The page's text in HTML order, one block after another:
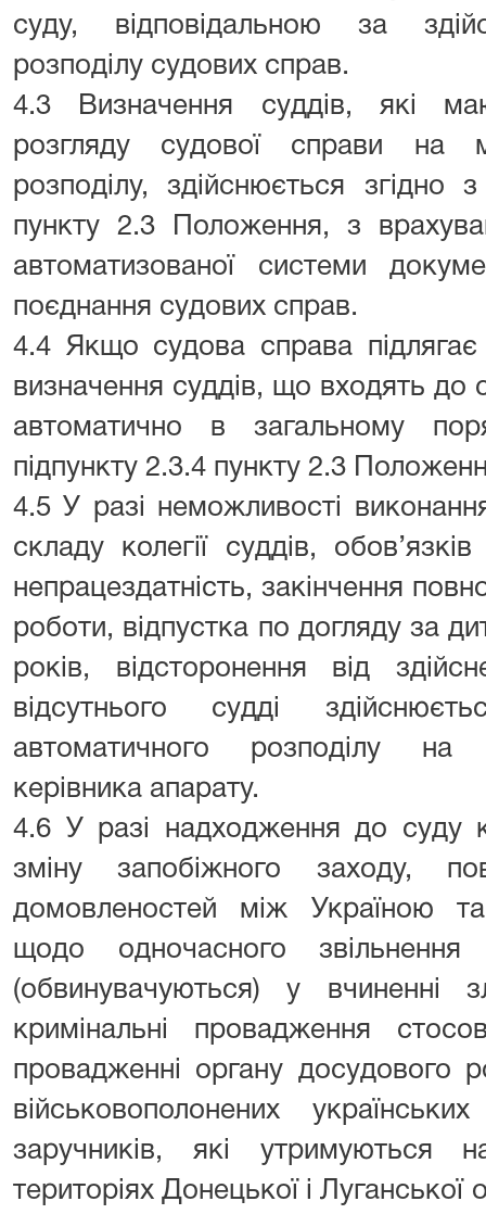
суду, відповідальною за
розподілу судових справ.
4.3 Визначення суддів, які
розгляду судової справи на
розподілу, здійснюється згідно
пункту 2.3 Положення, з
автоматизованої системи
поєднання судових справ.
4.4 Якщо судова справа підлягає
визначення суддів, що входять до
автоматично в загальному
підпункту 2.3.4 пункту 2.3
4.5 У разі неможливості
складу колегії суддів,
непрацездатність, закінчення
роботи, відпустка по догляду за
років, відсторонення від
відсутнього судді
автоматичного розподілу на
керівника апарату.
4.6 У разі надходження до суду
зміну запобіжного заходу,
домовленостей між Україною
щодо одночасного
(обвинувачуються) у вчиненні
кримінальні провадження
провадженні органу досудового
військовополонених
заручників, які утримуються
територіях Донецької і Луганської